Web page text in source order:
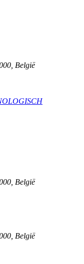
België
België
België